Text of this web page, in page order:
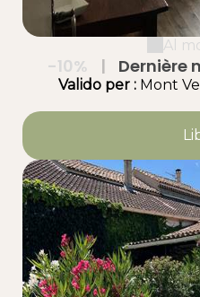
Al
-10% |
d'hôtes 2
Valido per : Mont